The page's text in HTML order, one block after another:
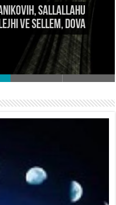
upućivanja dove i
njenog primanja